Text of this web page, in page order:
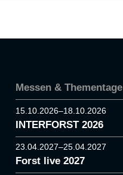
Messen & Thementage
15.10.2026–18.10.2026
INTERFORST 2026
23.04.2027–25.04.2027
Forst live 2027